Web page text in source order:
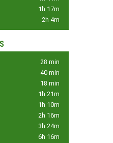
1h 17m
2h 4m
28 min
40 min
18 min
1h 21m
1h 10m
2h 16m
3h 24m
6h 16m